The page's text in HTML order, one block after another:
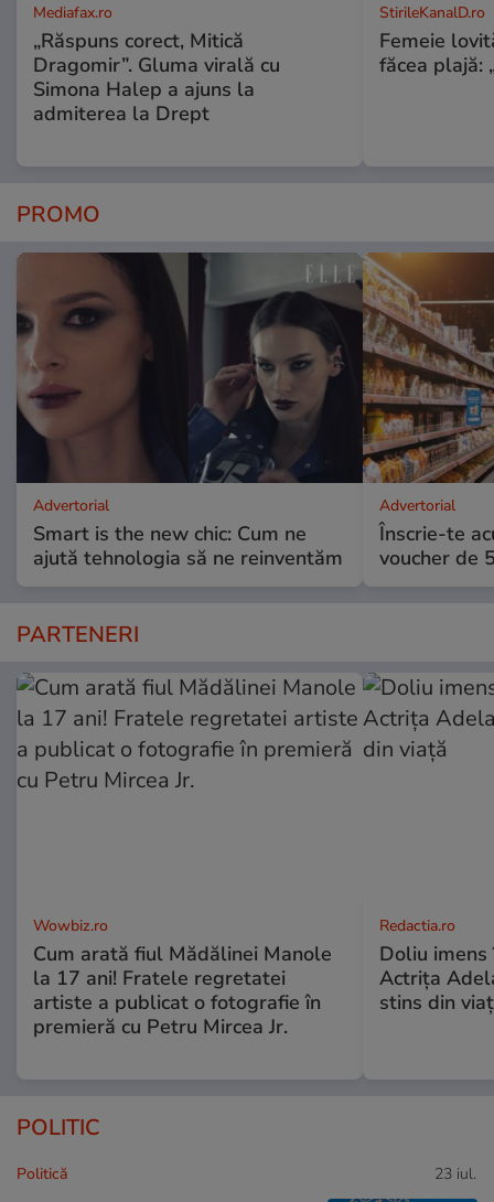
Mediafax.ro
„Răspuns corect, Mitică
Dragomir”. Gluma virală cu
Simona Halep a ajuns la
admiterea la Drept
StirileKanalD.ro
Femeie
făcea plajă:
PROMO
Advertorial
Smart is the new chic: Cum ne
ajută tehnologia să ne reinventăm
Advertorial
Înscrie-te
voucher de
PARTENERI
Wowbiz.ro
Cum arată fiul Mădălinei Manole
la 17 ani! Fratele regretatei
artiste a publicat o fotografie în
premieră cu Petru Mircea Jr.
Redactia.ro
Doliu
Actrița
stins din
POLITIC
Politică 23 iul.